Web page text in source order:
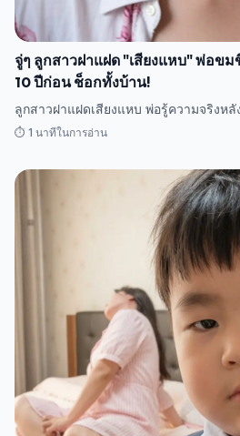
จู่ๆ ลูกสาวฝาแฝด "เสียงแหบ" พ่อข
10 ปีก่อน ช็อกทั้งบ้าน!
ลูกสาวฝาแฝดเสียงแหบ พ่อรู้ความจริงหลั
⏱️ 1 นาทีในการอ่าน